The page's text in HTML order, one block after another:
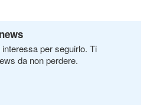
per seguirlo. Ti
da non perdere.